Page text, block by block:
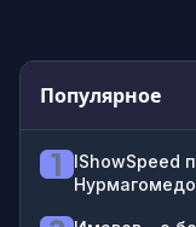
Популярное
1
IShowSpeed